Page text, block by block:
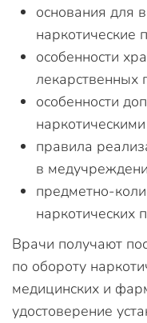
основания для
наркотические
особенности
лекарственных
особенности
правила
в
предметно-
наркотических
Врачи получают
по обороту
медицинских и
удостоверение